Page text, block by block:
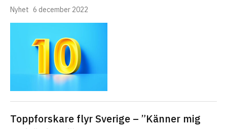
Nyhet 6 december 2022
Toppforskare flyr Sverige – ”Känner mig